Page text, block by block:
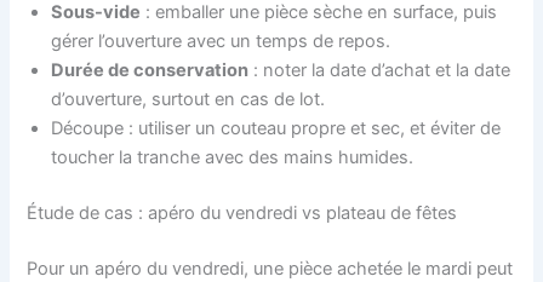
Sous-vide : emballer une pièce sèche en surface, puis
gérer l’ouverture avec un temps de repos.
Durée de conservation : noter la date d’achat et la date
d’ouverture, surtout en cas de lot.
Découpe : utiliser un couteau propre et sec, et éviter de
toucher la tranche avec des mains humides.
Étude de cas : apéro du vendredi vs plateau de fêtes
Pour un apéro du vendredi, une pièce achetée le mardi peut